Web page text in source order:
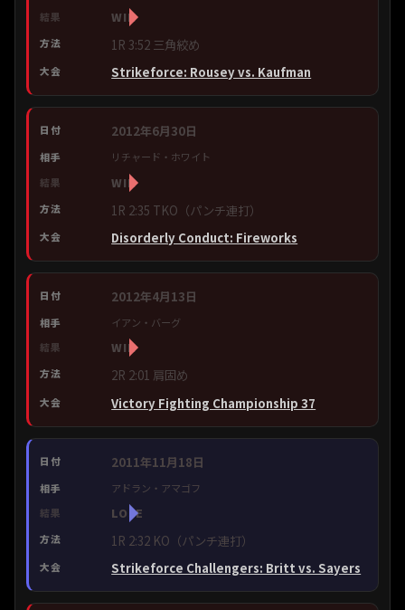
WIN
1R 3:52 三角絞め
Strikeforce: Rousey vs. Kaufman
2012年6月30日
リチャード・ホワイト
WIN
1R 2:35 TKO（パンチ連打）
Disorderly Conduct: Fireworks
2012年4月13日
イアン・バーグ
WIN
2R 2:01 肩固め
Victory Fighting Championship 37
2011年11月18日
アドラン・アマゴフ
LOSE
1R 2:32 KO（パンチ連打）
Strikeforce Challengers: Britt vs. Sayers